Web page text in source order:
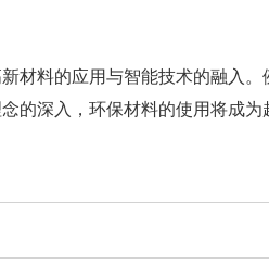
材料的应用与智能技术的融入
的深入，环保材料的使用将成